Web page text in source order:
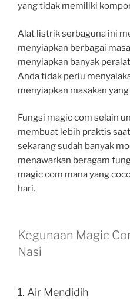
yang tidak memiliki
Alat listrik serbaguna ini
menyiapkan berbagai
menyiapkan banyak
Anda tidak perlu
menyiapkan masakan
Fungsi magic com selain
membuat lebih praktis
sekarang sudah banyak
menawarkan beragam
magic com mana yang
hari.
Kegunaan Magic
Nasi
1. Air Mendidih